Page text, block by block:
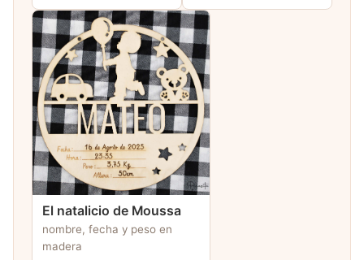
El natalicio de Moussa
nombre, fecha y peso en
madera